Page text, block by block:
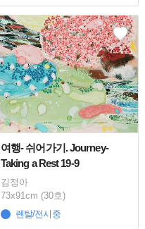
여행- 쉬어가기. Journey-
Taking a Rest 19-9
김정아
73x91cm (30호)
렌탈/전시중